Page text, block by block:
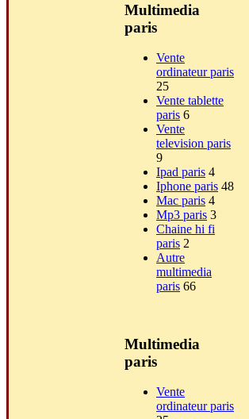
Multimedia
paris
Vente
ordinateur paris
25
Vente tablette
paris 6
Vente
television paris
9
Ipad paris 4
Iphone paris 48
Mac paris 4
Mp3 paris 3
Chaine hi fi
paris 2
Autre
multimedia
paris 66
Multimedia
paris
Vente
ordinateur paris